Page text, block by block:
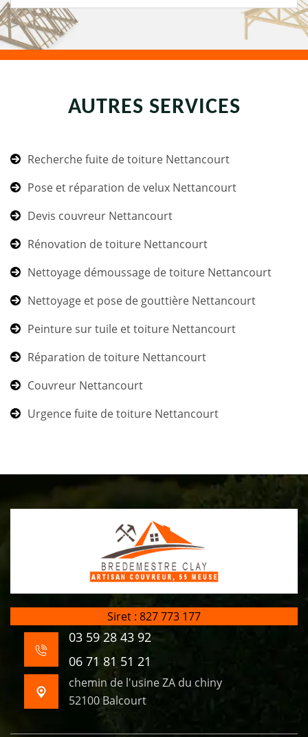
AUTRES SERVICES
Recherche fuite de toiture Nettancourt
Pose et réparation de velux Nettancourt
Devis couvreur Nettancourt
Rénovation de toiture Nettancourt
Nettoyage démoussage de toiture Nettancourt
Nettoyage et pose de gouttière Nettancourt
Peinture sur tuile et toiture Nettancourt
Réparation de toiture Nettancourt
Couvreur Nettancourt
Urgence fuite de toiture Nettancourt
Siret : 827 773 177
03 59 28 43 92
06 71 81 51 21
chemin de l'usine ZA du chiny
52100 Balcourt